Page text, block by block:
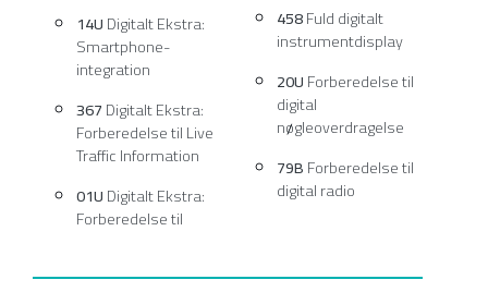
14UDigitalt Ekstra:
Smartphone-
integration
367Digitalt Ekstra:
Forberedelse til Live
Traffic Information
01UDigitalt Ekstra:
Forberedelse til
458Fuld digitalt
instrumentdisplay
20UForberedelse til
digital
nøgleoverdragelse
79BForberedelse til
digital radio